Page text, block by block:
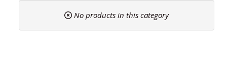
No products in this category